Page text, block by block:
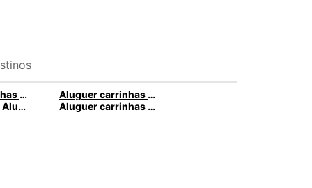
Aluguer carrinhas Volkswagen com a Europcar
Aluguer carrinhas Toyota com a Europcar
Aluguer Iveco: Alugar um Iveco na Europcar
Aluguer carrinhas citroen com a Europcar